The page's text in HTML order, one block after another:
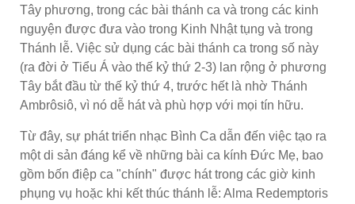
Tây phương, trong các bài thánh ca và trong các kinh
nguyện được đưa vào trong Kinh Nhật tụng và trong
Thánh lễ. Việc sử dụng các bài thánh ca trong số này
(ra đời ở Tiểu Á vào thế kỷ thứ 2-3) lan rộng ở phương
Tây bắt đầu từ thế kỷ thứ 4, trước hết là nhờ Thánh
Ambrôsiô, vì nó dễ hát và phù hợp với mọi tín hữu.
Từ đây, sự phát triển nhạc Bình Ca dẫn đến việc tạo ra
một di sản đáng kể về những bài ca kính Đức Mẹ, bao
gồm bốn điệp ca "chính" được hát trong các giờ kinh
phụng vụ hoặc khi kết thúc thánh lễ: Alma Redemptoris